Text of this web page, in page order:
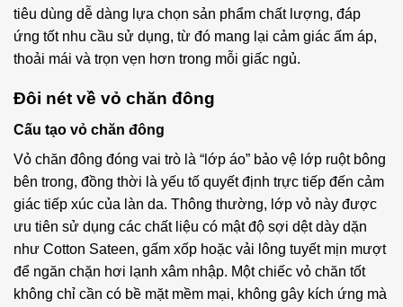
tiêu dùng dễ dàng lựa chọn sản phẩm chất lượng, đáp
ứng tốt nhu cầu sử dụng, từ đó mang lại cảm giác ấm áp,
thoải mái và trọn vẹn hơn trong mỗi giấc ngủ.
Đôi nét về vỏ chăn đông
Cấu tạo vỏ chăn đông
Vỏ chăn đông đóng vai trò là “lớp áo” bảo vệ lớp ruột bông
bên trong, đồng thời là yếu tố quyết định trực tiếp đến cảm
giác tiếp xúc của làn da. Thông thường, lớp vỏ này được
ưu tiên sử dụng các chất liệu có mật độ sợi dệt dày dặn
như Cotton Sateen, gấm xốp hoặc vải lông tuyết mịn mượt
để ngăn chặn hơi lạnh xâm nhập. Một chiếc vỏ chăn tốt
không chỉ cần có bề mặt mềm mại, không gây kích ứng mà